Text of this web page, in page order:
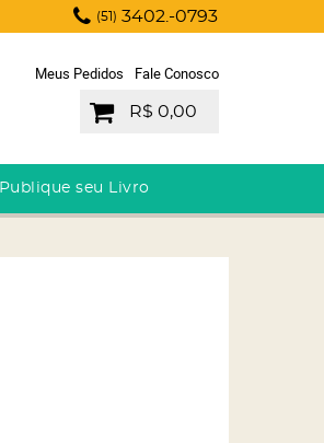
(51) 3402.-0793
Meus Pedidos Fale Conosco
R$ 0,00
Publique seu Livro